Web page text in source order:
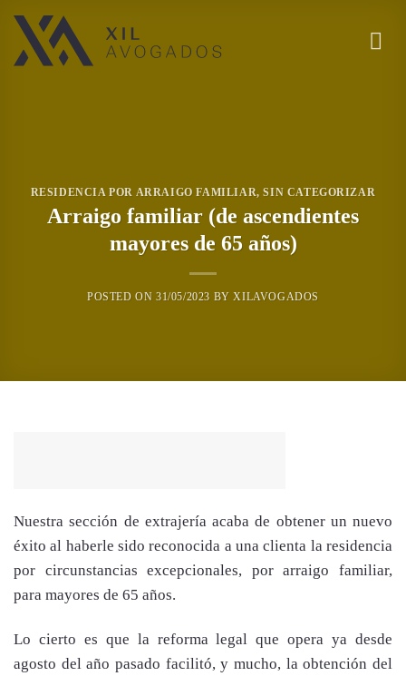
Saltar
contenido
RESIDENCIA POR ARRAIGO FAMILIAR,SIN CATEGORIZAR
Arraigo familiar (de ascendientes
mayores de 65 años)
POSTED ON31/05/2023 BYXILAVOGADOS
Nuestra sección de extrajería acaba de obtener un nuevo
éxito al haberle sido reconocida a una clienta la residencia
por circunstancias excepcionales, por arraigo familiar,
para mayores de 65 años.
Lo cierto es que la reforma legal que opera ya desde
agosto del año pasado facilitó, y mucho, la obtención del